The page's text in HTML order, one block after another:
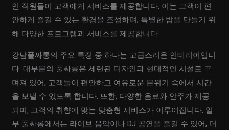
인 직원들이 고객에게 서비스를 제공합니다. 이는 고객이 편
안하게 즐길 수 있는 환경을 조성하며, 특별한 밤을 만들기 위
해 다양한 프로그램과 서비스를 제공합니다.
강남풀싸롱의 주요 특징 중 하나는 고급스러운 인테리어입니
다. 대부분의 풀싸롱은 세련된 디자인과 현대적인 시설로 꾸
며져 있어, 고객들이 편안하고 여유로운 분위기 속에서 시간
을 보낼 수 있도록 합니다. 또한, 다양한 음료와 안주가 제공
되며, 고객의 취향에 맞는 맞춤형 서비스가 이루어집니다. 일
부 풀싸롱에서는 라이브 음악이나 DJ 공연을 즐길 수 있어, 더